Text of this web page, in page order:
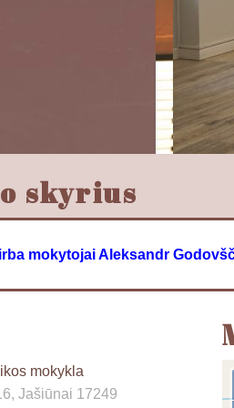
skyrius
mokytojai Aleksandr
mokykla
Jašiūnai 17249